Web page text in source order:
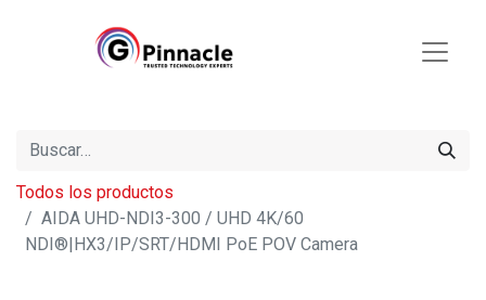
Todos los productos
AIDA UHD-NDI3-300 / UHD 4K/60
NDI®|HX3/IP/SRT/HDMI PoE POV Camera